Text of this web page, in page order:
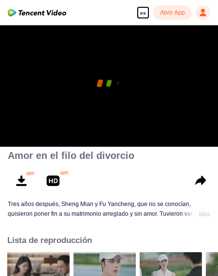
es Abrir App
Amor en el filo del divorcio
Tres años después, Sheng Mian y Fu Yancheng, que no se conocían,
quisieron poner fin a su matrimonio arreglado y sin amor. Tuvieron varias
más debido a expresiones emocionales equivocadas. Fu Yancheng
realmente se arrepintió cuando se enteró de que Sheng Mian era Penny y
estaba embarazada. Hizo todo lo posible para recuperarla. Finalmente
aclararon todo, se enamoraron y decidieron pasar el resto de sus vidas
Más
Lista de reproducción